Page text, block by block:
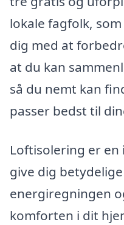
lokale fagfolk,
dig med at
at du kan
så du nemt kan
passer bedst til
Loftisolering er
give dig
energiregningen
komforten i dit